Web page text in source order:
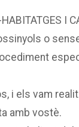
I
o
i els vam
amb vostè.